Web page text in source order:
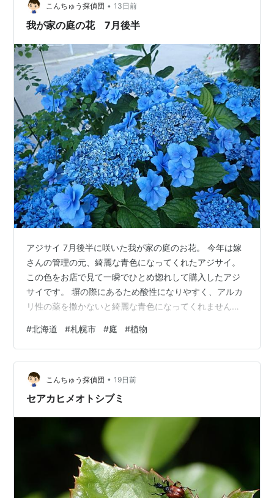
STV札幌テレビ
HTB北海道テレビ放送
uhb北海道文化放送
TVhテレビ北海道
道内ラジオ
HBC北海道放送
STVラジオ
AIR-G’FM北海道
FMノースウェーブ
ケーブルテレビ
J-COM札幌
コミュニティ放送局
ラジオカロス(後藤真理人は午後汁。朝汁、元気汁
ラヂオノスタルジア
FMアップル
三角山放送局
さっぽろ村ラジオ
ドラマシティFM新さっぽろ
札幌タイムス
金融
北洋銀行（札幌北洋ホールディングス）
札幌銀行（札幌北洋ホールディングス）
北海道銀行（ほくほくフィナンシャルグループ）
こんちゅう探偵団 • 13日前
我が家の庭の花 7月後半
アジサイ 7月後半に咲いた我が家の庭のお花。 今年は嫁
さんの管理の元、綺麗な青色になってくれたアジサイ。
この色をお店で見て一瞬でひとめ惚れして購入したアジ
サイです。 塀の際にあるため酸性になりやすく、アルカ
リ性の薬を撒かないと綺麗な青色になってくれません。
蝶などが来てくれるのが楽しみです。 夕方なので写真は
光量が足りないのかうまく撮影できず。 コバンソウ マク
ロ撮影してみるとまだましかなぁ。 コムラサキ今年は成
長が良くだいぶ大きく成長したコムラサキ。 花が終わる
と濃い紫の実が綺麗です。 庭のサンショウの木が相変わ
#北海道 #札幌市 #庭 #植物
こんちゅう探偵団 • 19日前
セアカヒメオトシブミ